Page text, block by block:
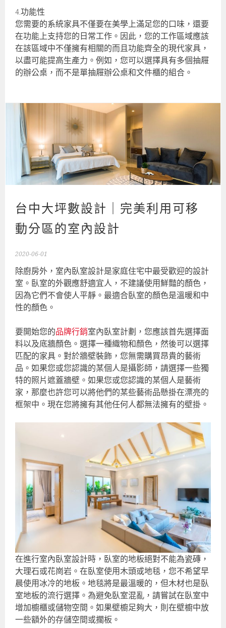
4.功能性
您需要的系統家具不僅要在美學上滿足您的口味，還要
在功能上支持您的日常工作。因此，您的工作區域應該
在該區域中不僅擁有相關的而且功能齊全的現代家具，
以盡可能提高生產力。例如，您可以選擇具有多個抽屜
的辦公桌，而不是單抽屜辦公桌和文件櫃的組合。
台中大坪數設計｜完美利用可移
動分區的室內設計
2020-06-01
除廚房外，室內臥室設計是家庭住宅中最受歡迎的設計
室。臥室的外觀應舒適宜人，不建議使用鮮豔的顏色，
因為它們不會使人平靜。最適合臥室的顏色是溫暖和中
性的顏色。
要開始您的品牌行銷室內臥室計劃，您應該首先選擇面
料以及底牆顏色。選擇一種織物和顏色，然後可以選擇
匹配的家具。對於牆壁裝飾，您無需購買昂貴的藝術
品。如果您或您認識的某個人是攝影師，請選擇一些獨
特的照片遮蓋牆壁。如果您或您認識的某個人是藝術
家，那麼也許您可以將他們的某些藝術品懸掛在漂亮的
框架中。現在您將擁有其他任何人都無法擁有的壁掛。
在進行室內臥室設計時，臥室的地板絕對不能為瓷磚，
大理石或花崗岩。在臥室使用木頭或地毯，您不希望早
晨使用冰冷的地板。地毯將是最溫暖的，但木材也是臥
室地板的流行選擇。為避免臥室混亂，請嘗試在臥室中
增加櫥櫃或儲物空間。如果壁櫥足夠大，則在壁櫥中放
一些額外的存儲空間或擱板。